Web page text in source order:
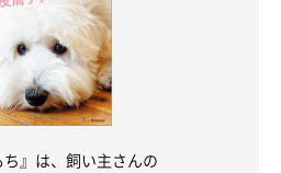
ち』は、飼い主さんの